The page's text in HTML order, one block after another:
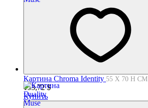
Картина Chroma Identity 55 X 70 H СМ
153,72$
Купить